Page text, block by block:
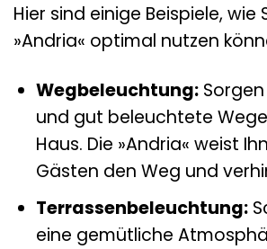
Hier sind einige Beispiele, wie
»Andria« optimal nutzen
Wegbeleuchtung:Sorgen
und gut beleuchtete
Haus. Die »Andria« weist
Gästen den Weg und
Terrassenbeleuchtung:
eine gemütliche